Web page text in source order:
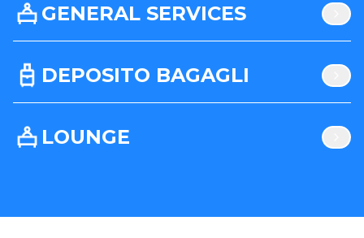
GENERAL SERVICES
DEPOSITO BAGAGLI
LOUNGE